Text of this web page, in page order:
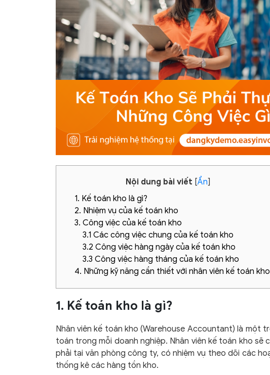
Nội dung bài viết [Ẩn]
1. Kế toán kho là gì?
2. Nhiệm vụ của kế toán kho
3. Công việc của kế toán kho
3.1 Các công việc chung của kế toán kho
3.2 Công việc hàng ngày của kế toán kho
3.3 Công việc hàng tháng của kế toán kho
4. Những kỹ năng cần thiết với nhân viên kế toán kho
1. Kế toán kho là gì?
Nhân viên kế toán kho (Warehouse Accountant) là một
toán trong mỗi doanh nghiệp. Nhân viên kế toán kho sẽ
phải tại văn phòng công ty, có nhiệm vụ theo dõi các
thống kê các hàng tồn kho.